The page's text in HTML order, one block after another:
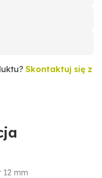
Skontaktuj się z
mm